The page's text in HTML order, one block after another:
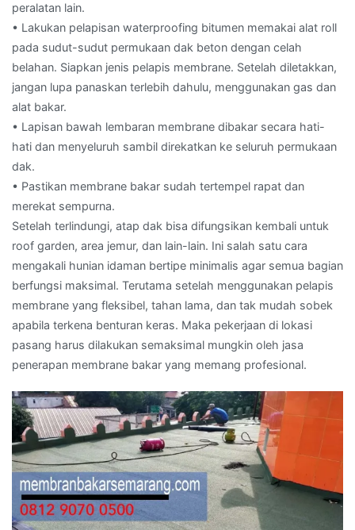
peralatan lain.
• Lakukan pelapisan waterproofing bitumen memakai alat roll
pada sudut-sudut permukaan dak beton dengan celah
belahan. Siapkan jenis pelapis membrane. Setelah diletakkan,
jangan lupa panaskan terlebih dahulu, menggunakan gas dan
alat bakar.
• Lapisan bawah lembaran membrane dibakar secara hati-
hati dan menyeluruh sambil direkatkan ke seluruh permukaan
dak.
• Pastikan membrane bakar sudah tertempel rapat dan
merekat sempurna.
Setelah terlindungi, atap dak bisa difungsikan kembali untuk
roof garden, area jemur, dan lain-lain. Ini salah satu cara
mengakali hunian idaman bertipe minimalis agar semua bagian
berfungsi maksimal. Terutama setelah menggunakan pelapis
membrane yang fleksibel, tahan lama, dan tak mudah sobek
apabila terkena benturan keras. Maka pekerjaan di lokasi
pasang harus dilakukan semaksimal mungkin oleh jasa
penerapan membrane bakar yang memang profesional.